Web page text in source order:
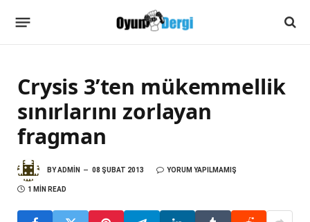
Crysis 3’ten mükemmellik
sınırlarını zorlayan
fragman
BYADMIN 08 ŞUBAT 2013 YORUM YAPILMAMIŞ
1 MIN READ